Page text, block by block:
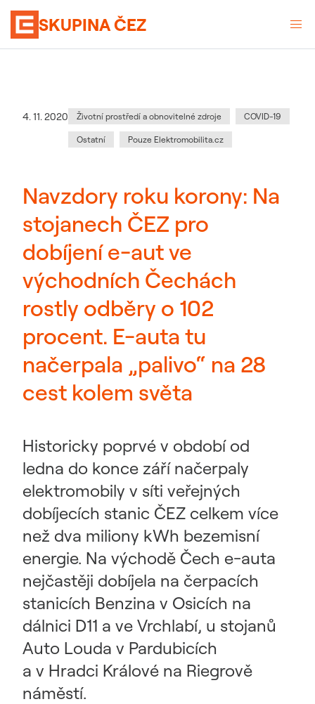
SKUPINA ČEZ
Datum zveřejnění
4. 11. 2020 Kategorie:
Životní prostředí a obnovitelné zdroje COVID-19
Ostatní Pouze Elektromobilita.cz
Navzdory roku korony: Na
stojanech ČEZ pro
dobíjení e-aut ve
východních Čechách
rostly odběry o 102
procent. E-auta tu
načerpala „palivo“ na 28
cest kolem světa
Historicky poprvé v období od
ledna do konce září načerpaly
elektromobily v síti veřejných
dobíjecích stanic ČEZ celkem více
než dva miliony kWh bezemisní
energie. Na východě Čech e-auta
nejčastěji dobíjela na čerpacích
stanicích Benzina v Osicích na
dálnici D11 a ve Vrchlabí, u stojanů
Auto Louda v Pardubicích
a v Hradci Králové na Riegrově
náměstí.